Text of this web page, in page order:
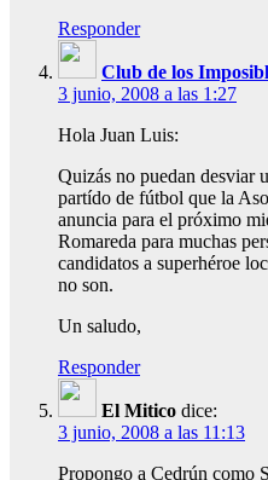
Responder
Club de los
3 junio, 2008 a las 1:27
Hola Juan Luis:
Quizás no puedan desviar
partído de fútbol que la
anuncia para el próximo
Romareda para muchas
candidatos a superhéroe
no son.
Un saludo,
Responder
El Mitico dice:
3 junio, 2008 a las 11:13
Propongo a Cedrún como